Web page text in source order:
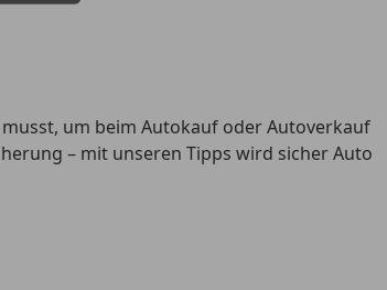
um beim Autokauf oder Autoverkauf
– mit unseren Tipps wird sicher Auto